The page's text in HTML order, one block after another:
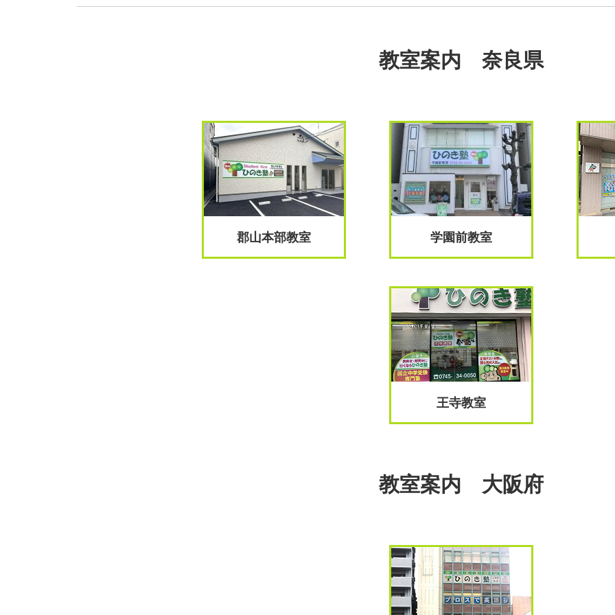
教室案内 奈良県
郡山本部教室 学園前教室
王寺教室
教室案内 大阪府